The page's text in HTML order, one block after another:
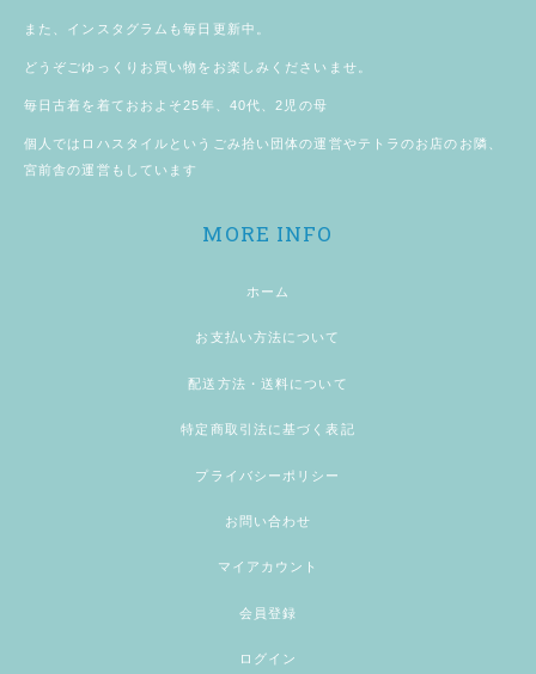
また、 インスタグラム も毎日更新中。
どうぞごゆっくりお買い物をお楽しみくださいませ。
毎日古着を着ておおよそ25年、40代、2児の母
個人では ロハスタイル というごみ拾い団体の運営やテトラのお店のお隣、
宮前舎の運営もしています
MORE INFO
ホーム
お支払い方法について
配送方法・送料について
特定商取引法に基づく表記
プライバシーポリシー
お問い合わせ
マイアカウント
会員登録
ログイン